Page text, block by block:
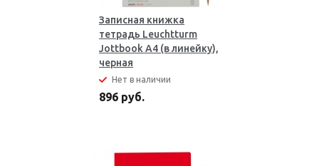
Записная книжка
тетрадь Leuchtturm
Jottbook А4 (в линейку),
черная
Нет в наличии
896 руб.